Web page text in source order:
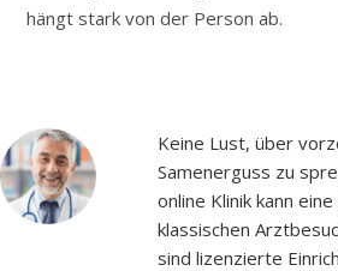
hängt stark von der Person ab.
Keine Lust, über
Samenerguss zu
online Klinik kann
klassischen
sind lizenzierte